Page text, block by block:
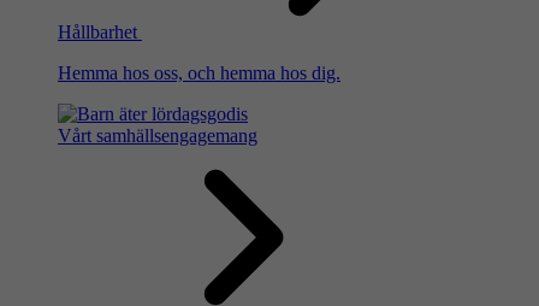
Hållbarhet
Hemma hos oss, och hemma hos dig.
Vårt samhällsengagemang